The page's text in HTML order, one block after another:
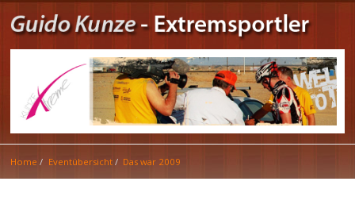
Home Eventübersicht Das war 2009